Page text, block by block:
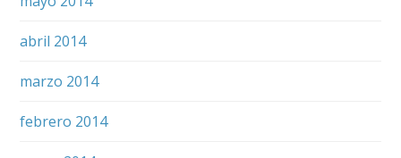
abril 2014
marzo 2014
febrero 2014